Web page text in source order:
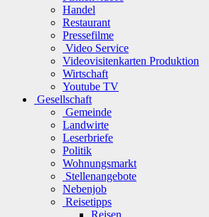
Handel
Restaurant
Pressefilme
Video Service
Videovisitenkarten Produktion
Wirtschaft
Youtube TV
Gesellschaft
Gemeinde
Landwirte
Leserbriefe
Politik
Wohnungsmarkt
Stellenangebote
Nebenjob
Reisetipps
Reisen